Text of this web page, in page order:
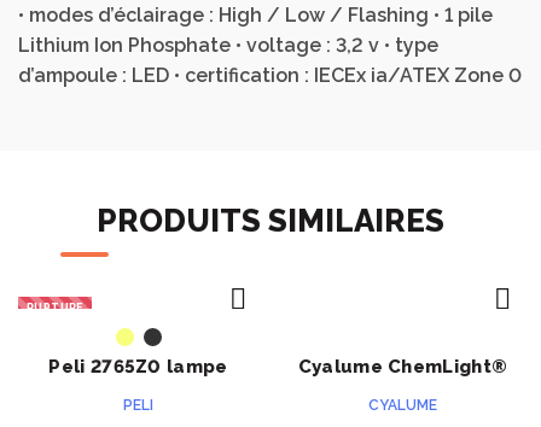
• modes d’éclairage : High / Low / Flashing • 1 pile
Lithium Ion Phosphate • voltage : 3,2 v • type
d’ampoule : LED • certification : IECEx ia/ATEX Zone 0
PRODUITS SIMILAIRES
RUPTURE
ACHETER
Peli 2765Z0 lampe
PELI
Cyalume ChemLight®
CYALUME